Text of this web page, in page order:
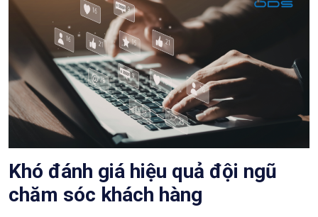
Khó đánh giá hiệu quả đội ngũ
chăm sóc khách hàng